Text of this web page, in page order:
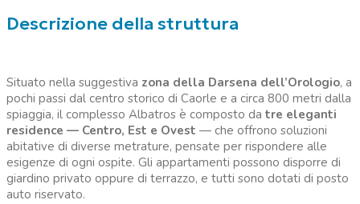
Descrizione della struttura
Situato nella suggestiva zona della Darsena dell’Orologio, a
pochi passi dal centro storico di Caorle e a circa 800 metri dalla
spiaggia, il complesso Albatros è composto da tre eleganti
residence — Centro, Est e Ovest — che offrono soluzioni
abitative di diverse metrature, pensate per rispondere alle
esigenze di ogni ospite. Gli appartamenti possono disporre di
giardino privato oppure di terrazzo, e tutti sono dotati di posto
auto riservato.